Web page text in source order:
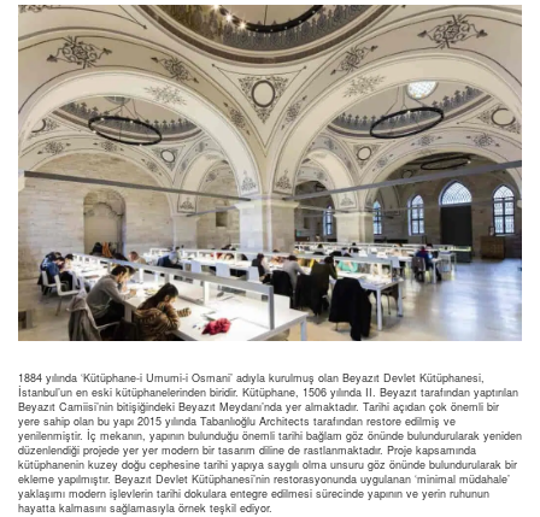
1884 yılında ‘Kütüphane-i Umumi-i Osmani’ adıyla kurulmuş olan Beyazıt Devlet Kütüphanesi,
İstanbul’un en eski kütüphanelerinden biridir. Kütüphane, 1506 yılında II. Beyazıt tarafından yaptırılan
Beyazıt Camiisi’nin bitişiğindeki Beyazıt Meydanı’nda yer almaktadır. Tarihi açıdan çok önemli bir
yere sahip olan bu yapı 2015 yılında Tabanlıoğlu Architects tarafından restore edilmiş ve
yenilenmiştir. İç mekanın, yapının bulunduğu önemli tarihi bağlam göz önünde bulundurularak yeniden
düzenlendiği projede yer yer modern bir tasarım diline de rastlanmaktadır. Proje kapsamında
kütüphanenin kuzey doğu cephesine tarihi yapıya saygılı olma unsuru göz önünde bulundurularak bir
ekleme yapılmıştır. Beyazıt Devlet Kütüphanesi’nin restorasyonunda uygulanan ‘minimal müdahale’
yaklaşımı modern işlevlerin tarihi dokulara entegre edilmesi sürecinde yapının ve yerin ruhunun
hayatta kalmasını sağlamasıyla örnek teşkil ediyor.